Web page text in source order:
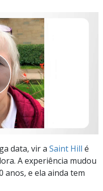
data, vir a Saint Hill é
A experiência mudou
anos, e ela ainda tem